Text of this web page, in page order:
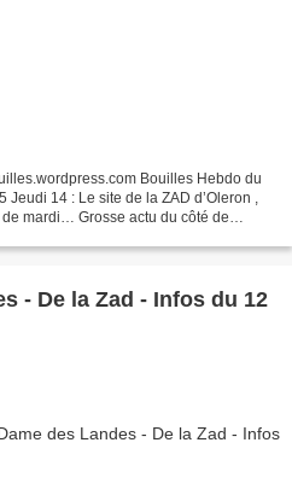
Bouilles Hebdo du
14 : Le site de la ZAD d’Oleron ,
de mardi… Grosse actu du côté de
- De la Zad - Infos du 12